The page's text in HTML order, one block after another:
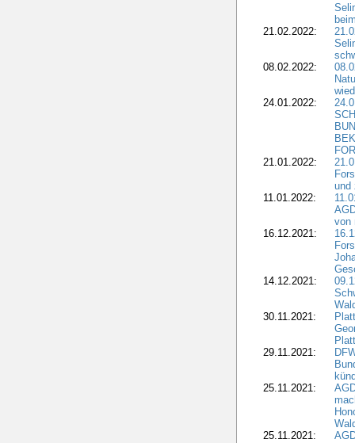
21.02.2022:
08.02.2022:
24.01.2022:
21.01.2022:
und
11.01.2022:
von
16.12.2021:
14.12.2021:
30.11.2021:
29.11.2021:
25.11.2021:
25.11.2021: